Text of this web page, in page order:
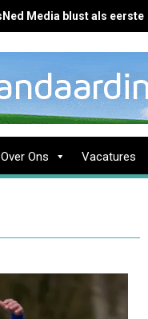
Media blust als eerste
Over Ons Vacatures